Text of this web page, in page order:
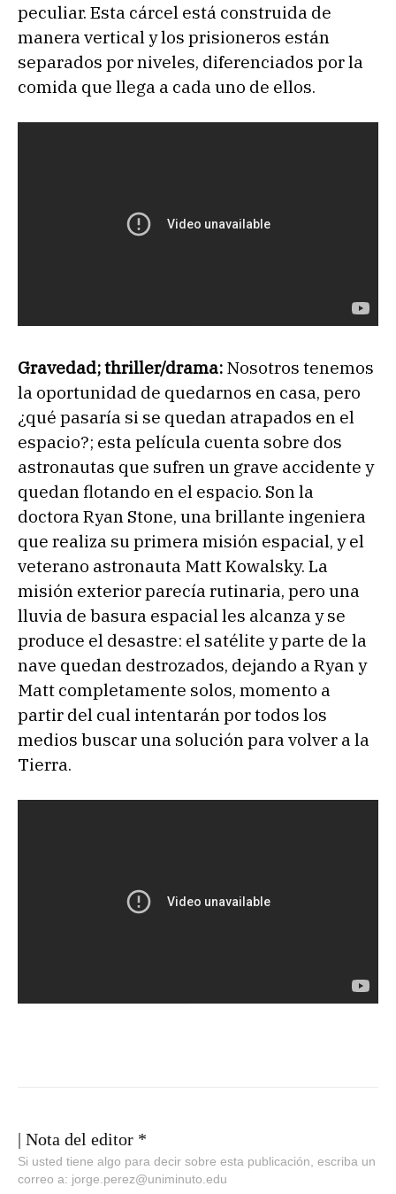
peculiar. Esta cárcel está construida de
manera vertical y los prisioneros están
separados por niveles, diferenciados por la
comida que llega a cada uno de ellos.
Gravedad; thriller/drama: Nosotros tenemos
la oportunidad de quedarnos en casa, pero
¿qué pasaría si se quedan atrapados en el
espacio?; esta película cuenta sobre dos
astronautas que sufren un grave accidente y
quedan flotando en el espacio. Son la
doctora Ryan Stone, una brillante ingeniera
que realiza su primera misión espacial, y el
veterano astronauta Matt Kowalsky. La
misión exterior parecía rutinaria, pero una
lluvia de basura espacial les alcanza y se
produce el desastre: el satélite y parte de la
nave quedan destrozados, dejando a Ryan y
Matt completamente solos, momento a
partir del cual intentarán por todos los
medios buscar una solución para volver a la
Tierra.
| Nota del editor *
Si usted tiene algo para decir sobre esta publicación, escriba un
correo a: jorge.perez@uniminuto.edu